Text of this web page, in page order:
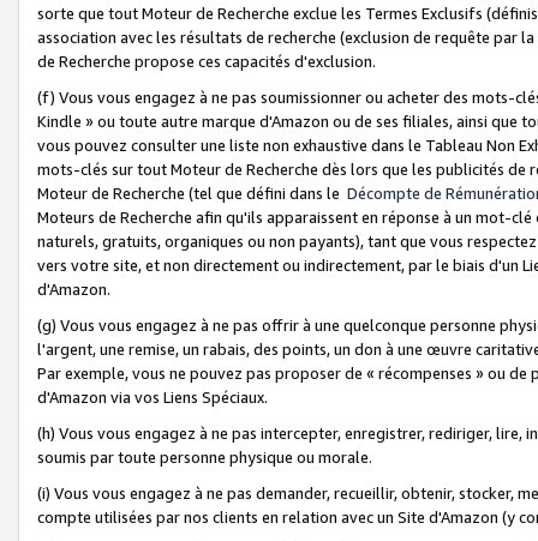
sorte que tout Moteur de Recherche exclue les Termes Exclusifs
association avec les résultats de recherche (exclusion de requête
de Recherche propose ces capacités d'exclusion.
(f) Vous vous engagez à ne pas soumissionner ou acheter des mots-
Kindle » ou toute autre marque d'Amazon ou de ses filiales, ainsi que
vous pouvez consulter une liste non exhaustive dans le Tableau Non
mots-clés sur tout Moteur de Recherche dès lors que les publicités de
Moteur de Recherche (tel que défini dans le Décompte de
Moteurs de Recherche afin qu'ils apparaissent en réponse à un mot-
naturels, gratuits, organiques ou non payants), tant que vous
vers votre site, et non directement ou indirectement, par le biais d'un
d'Amazon.
(g) Vous vous engagez à ne pas offrir à une quelconque personne
l'argent, une remise, un rabais, des points, un don à une œuvre
Par exemple, vous ne pouvez pas proposer de « récompenses » ou
d'Amazon via vos Liens Spéciaux.
(h) Vous vous engagez à ne pas intercepter, enregistrer, rediriger,
soumis par toute personne physique ou morale.
(i) Vous vous engagez à ne pas demander, recueillir, obtenir, stocker,
compte utilisées par nos clients en relation avec un Site d'Amazon (y